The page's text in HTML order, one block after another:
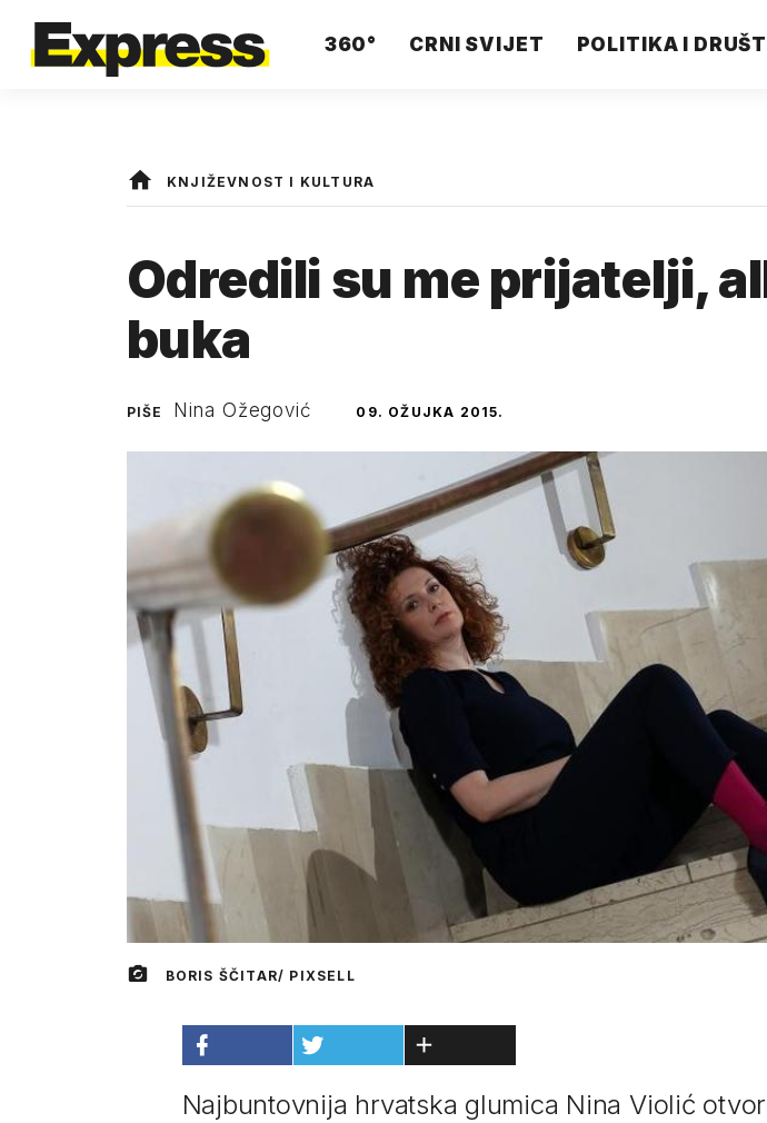
360° CRNI SVIJET POLITIKA I
KNJIŽEVNOST I KULTURA
Odredili su me prijatelji,
buka
PIŠE Nina Ožegović 09. OŽUJKA 2015.
BORIS ŠČITAR/ PIXSELL
Najbuntovnija hrvatska glumica Nina Violić